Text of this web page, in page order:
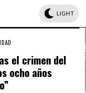
LIGHT
el crimen del
ocho años